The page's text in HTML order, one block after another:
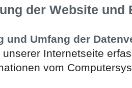
der Website
und Umfang der
unserer Internetseite
vom